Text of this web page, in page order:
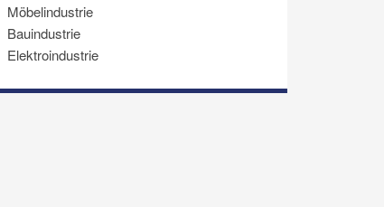
Möbelindustrie
Bauindustrie
Elektroindustrie